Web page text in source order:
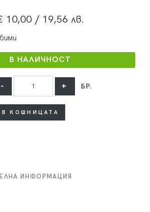
10,00/ 19,56 лв.
В НАЛИЧНОСТ
- + БР.
КОШНИЦАТА
ИНФОРМАЦИЯ